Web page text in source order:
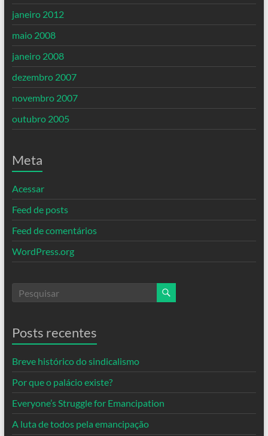
janeiro 2012
maio 2008
janeiro 2008
dezembro 2007
novembro 2007
outubro 2005
Meta
Acessar
Feed de posts
Feed de comentários
WordPress.org
Posts recentes
Breve histórico do sindicalismo
Por que o palácio existe?
Everyone’s Struggle for Emancipation
A luta de todos pela emancipação